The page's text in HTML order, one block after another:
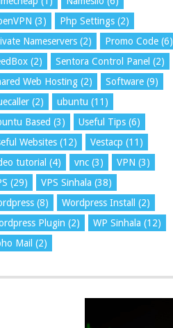
(3) Php Settings (2)
Nameservers (2) Promo Code (6)
(2) Sentora Control Panel (2)
Web Hosting (2) Software (9)
(2) ubuntu (11)
Based (3) Useful Tips (6)
Websites (12) Vestacp (11)
tutorial (4) vnc (3) VPN (3)
(29) VPS Sinhala (38)
(8) Wordpress Install
(2)
Plugin (2) WP Sinhala (12)
Mail (2)